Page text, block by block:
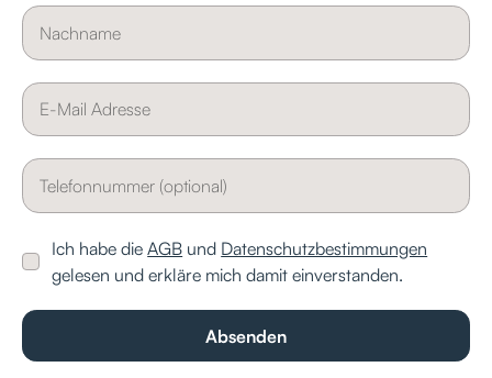
Ich habe dieAGB und Datenschutzbestimmungen
gelesen und erkläre mich damit einverstanden.